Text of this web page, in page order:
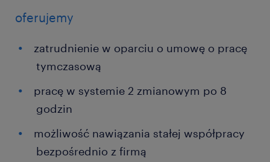
oferujemy
zatrudnienie w oparciu o umowę o pracę
tymczasową
pracę w systemie 2 zmianowym po 8
godzin
możliwość nawiązania stałej współpracy
bezpośrednio z firmą